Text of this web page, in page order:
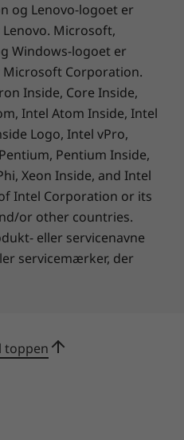
på, også
tilbyder mobilitet,
tastatur ofte
af at skrive og følge
får du det bedste
skærm med
flimmerfri funktioner
brugsoplevelse med
at have tastaturet lige
Der følger også
med, som er
og Lenovo-logoet er
Microsoft,
Windows-logoet er
Corporation.
Inside, Core Inside,
Intel Atom Inside, Intel
Logo, Intel vPro,
Pentium Inside,
Xeon Inside, and Intel
Intel Corporation or its
or other countries.
eller servicenavne
servicemærker, der
toppen